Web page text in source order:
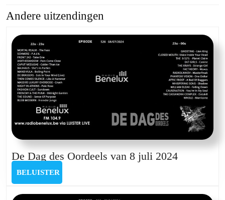
Previous
Andere uitzendingen
De Dag des Oordeels van 8 juli 2024De
Oordeels
BELUISTER